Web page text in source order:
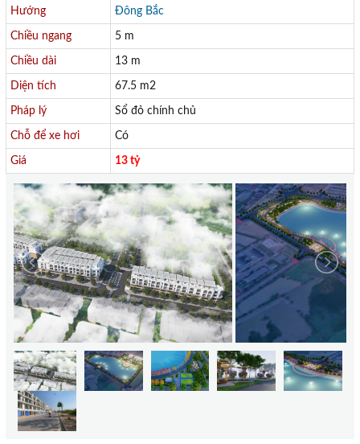
Hướng Đông Bắc
Chiều ngang 5 m
Chiều dài 13 m
Diện tích 67.5 m2
Pháp lý Sổ đỏ chính chủ
Chỗ để xe hơi Có
Giá 13 tỷ